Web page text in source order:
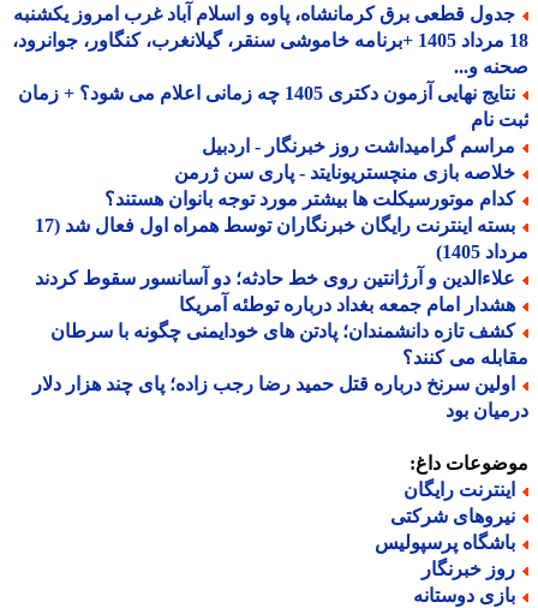
قطعی برق کرمانشاه، پاوه و اسلام آباد غرب امروز یکشنبه
18 مرداد 1405 +برنامه خاموشی سنقر، گیلانغرب، کنگاور، جوانرود،
و...
نتایج نهایی آزمون دکتری 1405 چه زمانی اعلام می شود؟ + زمان
نام
گرامیداشت روز خبرنگار - اردبیل
بازی منچستریونایتد - پاری سن ژرمن
موتورسیکلت ها بیشتر مورد توجه بانوان هستند؟
بسته اینترنت رایگان خبرنگاران توسط همراه اول فعال شد (17
1405)
و آرژانتین روی خط حادثه؛ دو آسانسور سقوط کردند
امام جمعه بغداد درباره توطئه آمریکا
تازه دانشمندان؛ پادتن های خودایمنی چگونه با سرطان
می کنند؟
سرنخ درباره قتل حمید رضا رجب زاده؛ پای چند هزار دلار
بود
داغ:
رایگان
شرکتی
پرسپولیس
خبرنگار
دوستانه